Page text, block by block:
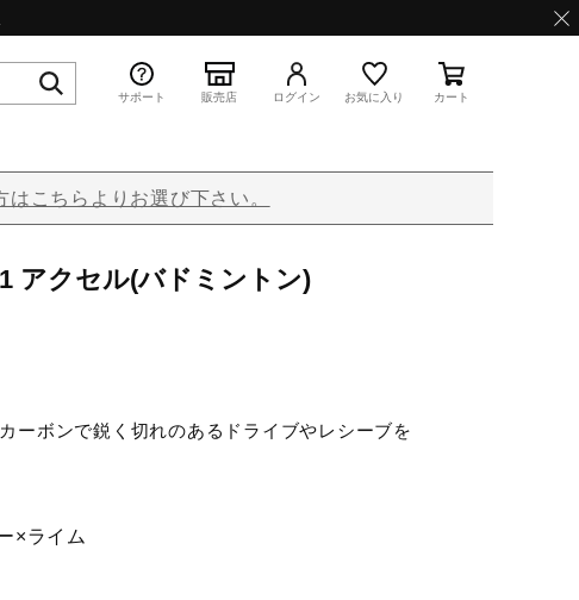
サポート 販売店 ログイン お気に入り カート
はこちらよりお選び下さい。
アクセル(バドミントン)
ーボンで鋭く切れのあるドライブやレシーブを
×ライム